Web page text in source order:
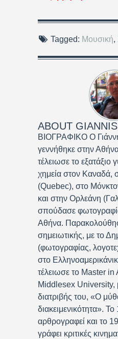
Tagged: Μουσική,
ABOUT
ΒΙΟΓΡΑΦΙΚΟ Ο
γεννήθηκε στην
τέλειωσε το
χημεία στον Καναδά,
(Quebec), στο
και στην Ορλεάνη
σπούδασε
Αθήνα.
σημειωτικής, με το
(φωτογραφίας,
στο
τέλειωσε το Master in
Middlesex University,
διατριβής του, «Ο
διακειμενικότητα».
αρθρογραφεί και το
γράφει κριτικές